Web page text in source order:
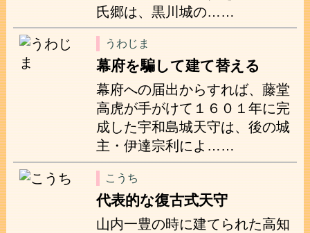
氏郷は、黒川城の……
うわじま
幕府を騙して建て替える
幕府への届出からすれば、藤堂
高虎が手がけて１６０１年に完
成した宇和島城天守は、後の城
主・伊達宗利によ……
こうち
代表的な復古式天守
山内一豊の時に建てられた高知